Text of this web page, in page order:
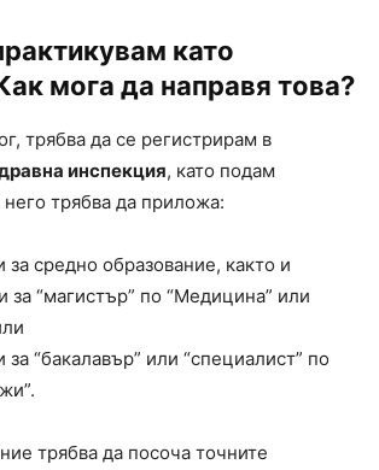
като
мога да направя това?
трябва да се регистрирам в
инспекция, като подам
трябва да приложа:
средно образование, както и
за “магистър” по “Медицина” или
“бакалавър” или “специалист” по
трябва да посоча точните